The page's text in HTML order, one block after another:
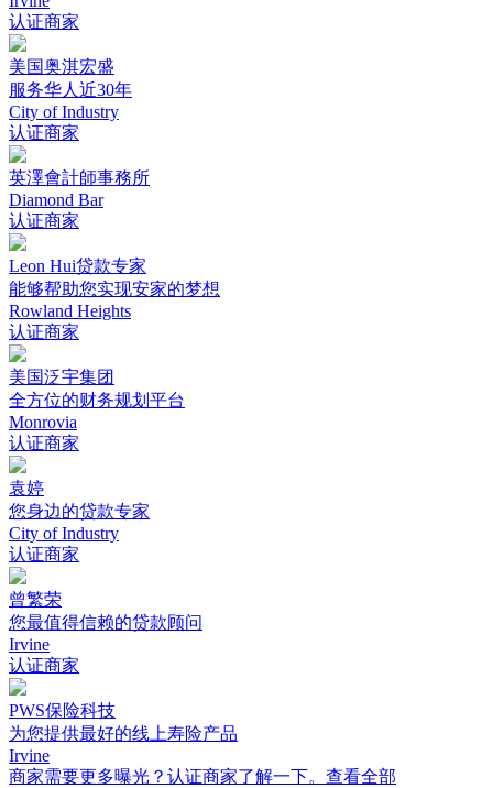
认证商家
美国奥淇宏盛
服务华人近30年
City of Industry
认证商家
英澤會計師事務所
Diamond Bar
认证商家
Leon Hui贷款专家
能够帮助您实现安家的梦想
Rowland Heights
认证商家
美国泛宇集团
全方位的财务规划平台
Monrovia
认证商家
袁婷
您身边的贷款专家
City of Industry
认证商家
曾繁荣
您最值得信赖的贷款顾问
Irvine
认证商家
PWS保险科技
为您提供最好的线上寿险产品
Irvine
商家需要更多曝光？认证商家了解一下。 查看全部